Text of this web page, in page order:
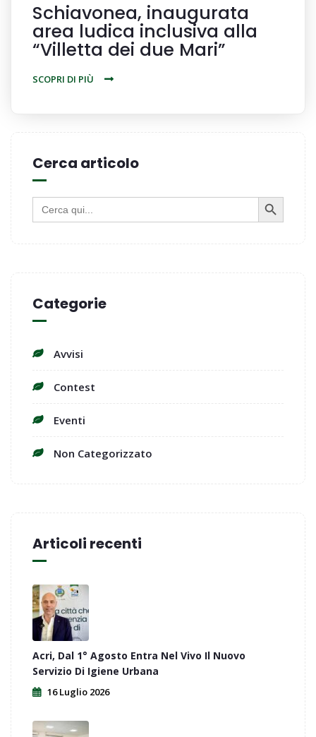
Schiavonea, inaugurata
area ludica inclusiva alla
“Villetta dei due Mari”
SCOPRI DI PIÙ
Cerca articolo
Search
for:
SEARCH BUTTON
Categorie
Avvisi
Contest
Eventi
Non Categorizzato
Articoli recenti
Acri, Dal 1° Agosto Entra Nel Vivo Il Nuovo
Servizio Di Igiene Urbana
16 Luglio 2026